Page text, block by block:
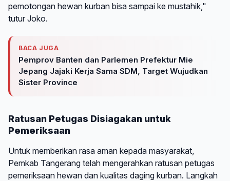
pemotongan hewan kurban bisa sampai ke mustahik,"
tutur Joko.
BACA JUGA
Pemprov Banten dan Parlemen Prefektur Mie
Jepang Jajaki Kerja Sama SDM, Target Wujudkan
Sister Province
Ratusan Petugas Disiagakan untuk
Pemeriksaan
Untuk memberikan rasa aman kepada masyarakat,
Pemkab Tangerang telah mengerahkan ratusan petugas
pemeriksaan hewan dan kualitas daging kurban. Langkah